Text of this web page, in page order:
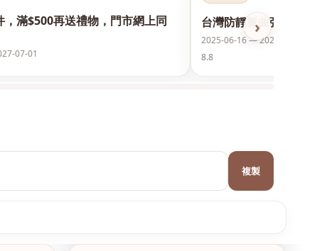
›
，滿$500再送禮物，門市網上同
07-01
台灣防靜脈曲張襪保護美
2025-06-16 — 2026-12-31
8.8
複製